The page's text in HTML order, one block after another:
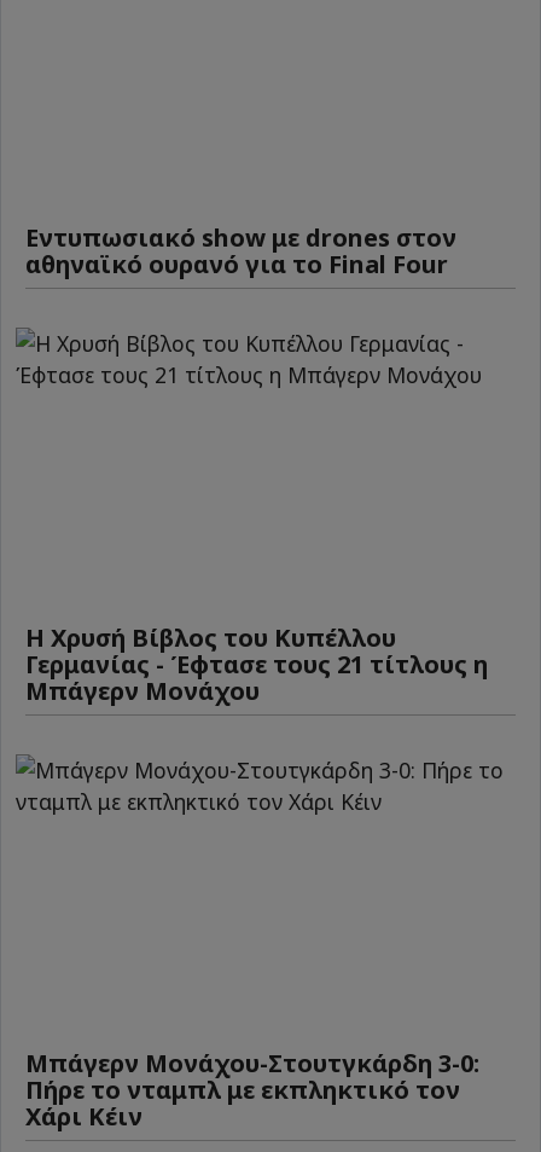
Εντυπωσιακό show με drones στον
αθηναϊκό ουρανό για το Final Four
Η Χρυσή Βίβλος του Κυπέλλου
Γερμανίας - Έφτασε τους 21 τίτλους η
Μπάγερν Μονάχου
Μπάγερν Μονάχου-Στουτγκάρδη 3-0:
Πήρε το νταμπλ με εκπληκτικό τον
Χάρι Κέιν